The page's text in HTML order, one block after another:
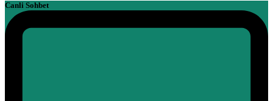
Canli Sohbet